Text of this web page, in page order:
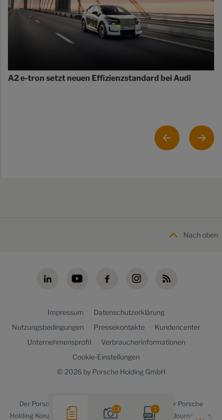
13 1
A2 e-tron setzt neuen Effizienzstandard bei Audi
Nach oben
Impressum
Datenschutzerklärung
Nutzungsbedingungen
Pressekontakte
Kundencenter
Unternehmensprofil
Verbraucherinformationen
Cookie-Einstellungen
© 2026 by Porsche Holding GmbH
Der Porsche Holding newsroomist ein Angebot der Porsche
Holding Konzernkommunikation für Medienvertreter, Journalisten,